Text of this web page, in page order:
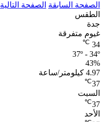
الصفحة السابقة الصفحة التالية
الطقس
جدة
غيوم متفرقة
34
℃
37º - 34º
43%
4.97 كيلومتر/ساعة
37
℃
السبت
37
℃
الأحد